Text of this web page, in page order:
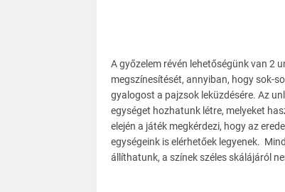
A győzelem révén lehetőségünk van 2
megszínesítését, annyiban, hogy sok-
gyalogost a pajzsok leküzdésére. Az
egységet hozhatunk létre, melyeket
elején a játék megkérdezi, hogy az
egységeink is elérhetőek legyenek.
állíthatunk, a színek széles skálájáról